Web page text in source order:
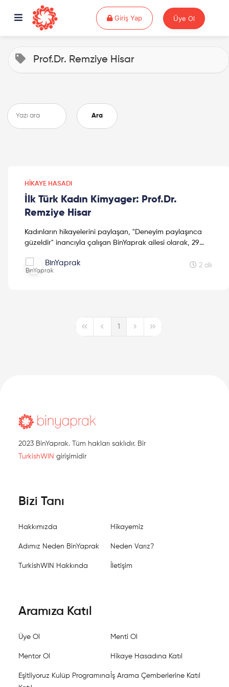
Giriş YapGiriş Yap Üye Ol
Prof.Dr. Remziye Hisar
Ara
HIKAYE HASADI
İlk Türk Kadın Kimyager: Prof.Dr.
Remziye Hisar
Kadınların hikayelerini paylaşan, "Deneyim paylaşınca
güzeldir" inancıyla çalışan BinYaprak ailesi olarak, 29
Cumhuriyetimizin 2. yüzyılına kadınların hikayelerini
hediye etmek için çıktığımız Hikaye Hasadına, ilklerin
BinYaprak 2 dk
First PagePrevious Page
1
Next PageLast Page
2023 BinYaprak. Tüm hakları saklıdır. Bir
TurkishWIN girişimidir
Bizi Tanı
Hakkımızda Hikayemiz
Adımız Neden BinYaprak Neden Varız?
TurkishWIN Hakkında İletişim
Aramıza Katıl
Üye Ol Menti Ol
Mentor Ol Hikaye Hasadına Katıl
Eşitliyoruz Kulüp Programına İş Arama Çemberlerine Katıl